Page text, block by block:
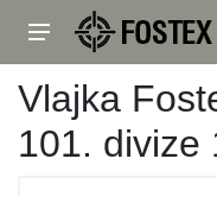
Vlajka
101. divize